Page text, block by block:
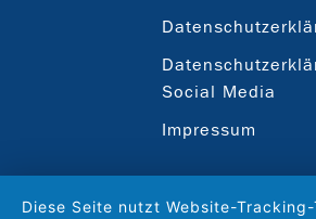
Social Media
Impressum
Diese Seite nutzt Website-